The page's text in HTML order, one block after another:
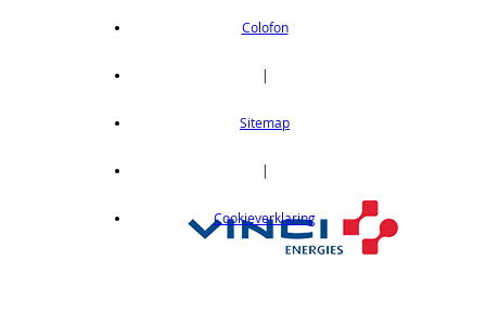
Colofon
|
Sitemap
|
Cookieverklaring